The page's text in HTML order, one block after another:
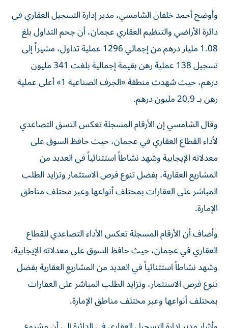
وأوضح أحمد خلفان الشامسي، مدير إدارة التسجيل العقاري في
دائرة الأراضي والتنظيم العقاري عجمان، أن جحم التداول بلغ
1.08 مليار درهم من إجمالي 1296 عملية تداول، مشيراً إلى
تسجيل 138 عملية رهن بقيمة إجمالية بلغت 341 مليون
درهم، حيث شهدت منطقة «الجرف الصناعية 1» أعلى عملية
رهن بـ 20.9 مليون درهم.
وقال الشامسي إن الأرقام المسجلة تعكس النسق التصاعدي
لأداء القطاع العقاري في عجمان، حيث حافظ السوق على
معدلاته الإيجابية وشهد نشاطاً استثنائياً في العديد من
المشاريع العقارية، بفضل تنوع فرص الاستثمار وتزايد الطلب
المباشر على العقارات بمختلف أنواعها وعبر مختلف مناطق
الإمارة.
وأضاف أن الأرقام المسجلة تعكس الأداء التصاعدي للقطاع
العقاري في عجمان، حيث حافظ السوق على معدلاته الإيجابية،
وشهد نشاطاً استثنائياً في العديد من المشاريع العقارية بفضل
تنوع فرص الاستثمار، وتزايد الطلب المباشر على العقارات
بمختلف أنواعها وعبر مختلف مناطق الإمارة.